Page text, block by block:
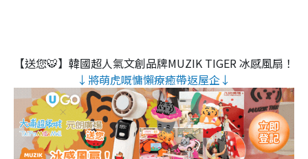
【送您🐯】韓國超人氣文創品牌MUZIK TIGER 冰感風扇！
↓將萌虎嘅慵懶療癒帶返屋企↓